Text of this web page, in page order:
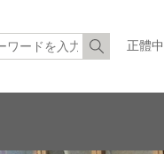
正體